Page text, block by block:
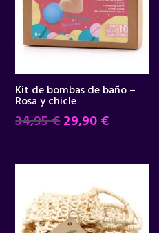
Kit de bombas de baño –
Rosa y chicle
34,95€El
34,95 €.
29,90€El
29,90 €.